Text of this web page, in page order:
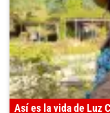
Así es la vida de Luz